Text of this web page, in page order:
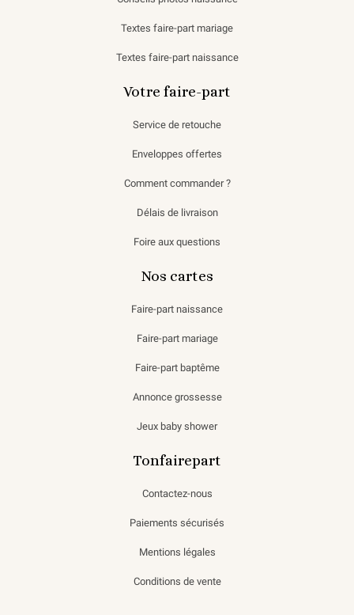
Textes faire-part mariage
Textes faire-part naissance
Votre faire-part
Service de retouche
Enveloppes offertes
Comment commander ?
Délais de livraison
Foire aux questions
Nos cartes
Faire-part naissance
Faire-part mariage
Faire-part baptême
Annonce grossesse
Jeux baby shower
Tonfairepart
Contactez-nous
Paiements sécurisés
Mentions légales
Conditions de vente